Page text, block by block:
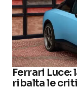
Ferrari
ribalta le